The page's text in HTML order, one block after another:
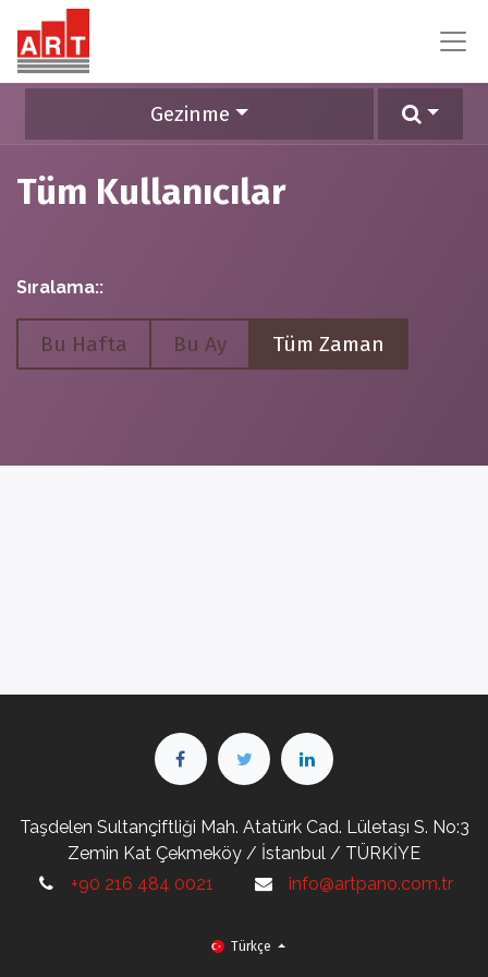
Gezinme
Tüm Kullanıcılar
Sıralama::
Bu Hafta Bu Ay Tüm Zaman
Taşdelen Sultançiftliği Mah. Atatürk Cad. Lületaşı S. No:3
Zemin Kat Çekmeköy / İstanbul / TÜRKİYE
+90 216 484 0021
info@artpano.com.tr
Türkçe